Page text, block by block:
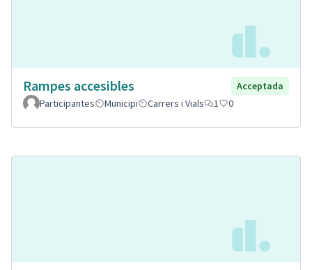
Rampes accesibles
Acceptada
Participantes
Municipi Carrers i Vials 1 0